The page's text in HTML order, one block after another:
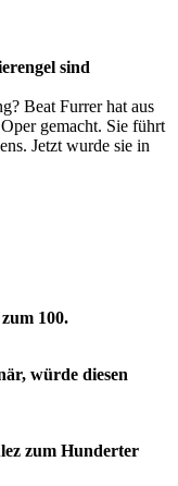
sind
Beat Furrer hat aus
gemacht. Sie führt
Jetzt wurde sie in
100.
würde diesen
zum Hunderter